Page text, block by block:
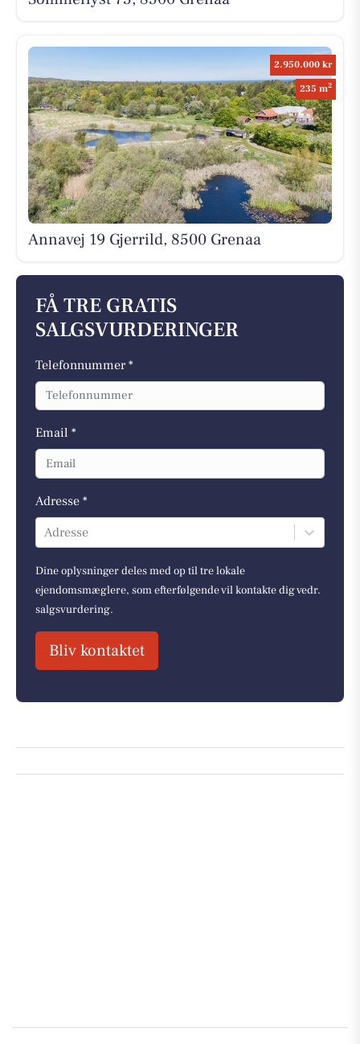
2.950.000 kr
235 m2
Annavej 19 Gjerrild, 8500 Grenaa
FÅ TRE GRATIS
SALGSVURDERINGER
Telefonnummer *
Email *
Adresse *
Adresse
Dine oplysninger deles med op til tre lokale
ejendomsmæglere, som efterfølgende vil kontakte dig vedr.
salgsvurdering.
Bliv kontaktet